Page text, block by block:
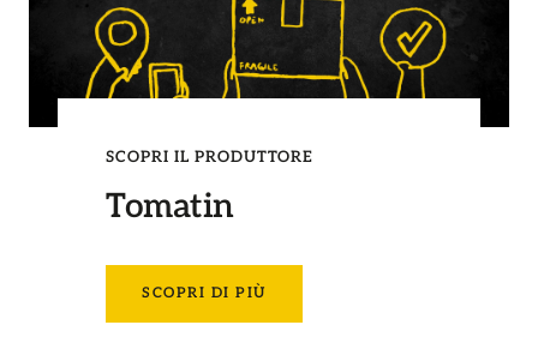
SCOPRI IL PRODUTTORE
Tomatin
SCOPRI DI PIÙ